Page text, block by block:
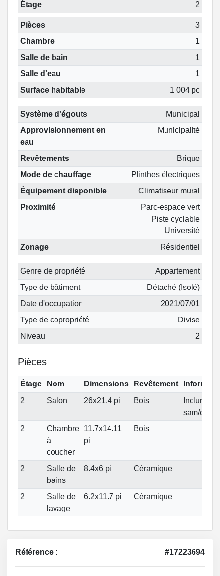
Étage 2
Pièces
3
Chambre
1
Salle de bain
1
Salle d'eau
1
Surface habitable
1 004 pc
Système d'égouts
Municipal
Approvisionnement en
eau
Municipalité
Revêtements
Brique
Mode de chauffage
Plinthes électriques
Équipement disponible
Climatiseur mural
Proximité
Parc-espace vert
Piste cyclable
Université
Zonage
Résidentiel
Genre de propriété
Appartement
Type de bâtiment
Détaché (Isolé)
Date d'occupation
2021/07/01
Type de copropriété
Divise
Niveau
2
Pièces
Étage Nom Dimensions Revêtement
2
Salon 26x21.4 pi Bois
Inclunat
sam/
2
Chambre
à
coucher
11.7x14.11
pi
Bois
2
Salle de
bains
8.4x6 pi Céramique
2
Salle de
lavage
6.2x11.7 pi Céramique
Référence : #17223694